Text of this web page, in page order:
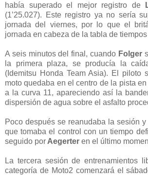
había superado el mejor registro de
(1’25.027). Este registro ya no sería
jornada del viernes, por lo que el
jornada en cabeza de la tabla de
A seis minutos del final, cuando Folger
la primera plaza, se producía la
(Idemitsu Honda Team Asia). El piloto
moto quedaba en el centro de la pista
a la curva 11, apareciendo así la
dispersión de agua sobre el asfalto
Poco después se reanudaba la sesión y
que tomaba el control con un tiempo
seguido por Aegerter en el último
La tercera sesión de entrenamientos
categoría de Moto2 comenzará el